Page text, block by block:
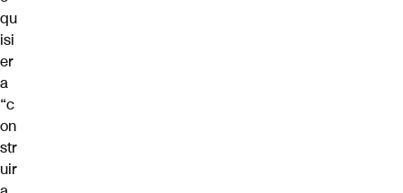
qu
isi
er
a
“c
on
str
uir